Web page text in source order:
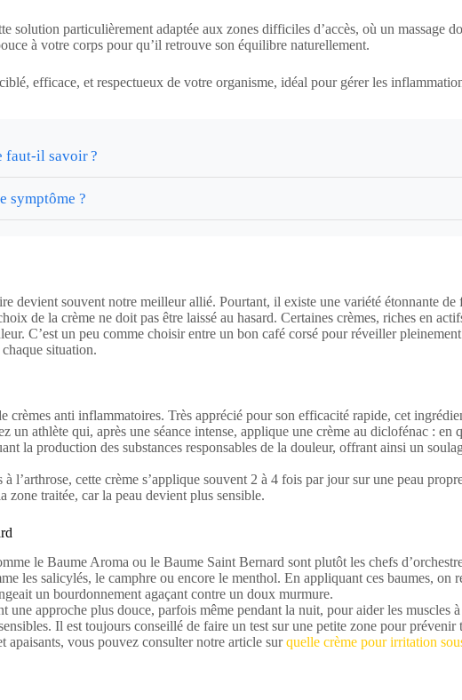
solution particulièrement adaptée aux zones difficiles d’accès, où un massage
à votre corps pour qu’il retrouve son équilibre naturellement.
efficace, et respectueux de votre organisme, idéal pour gérer les
faut-il savoir ?
symptôme ?
devient souvent notre meilleur allié. Pourtant, il existe une variété étonnante
de la crème ne doit pas être laissé au hasard. Certaines crèmes, riches en
C’est un peu comme choisir entre un bon café corsé pour réveiller
situation.
crèmes anti inflammatoires. Très apprécié pour son efficacité rapide, cet
un athlète qui, après une séance intense, applique une crème au diclofénac :
la production des substances responsables de la douleur, offrant ainsi un
l’arthrose, cette crème s’applique souvent 2 à 4 fois par jour sur une peau
traitée, car la peau devient plus sensible.
le Baume Aroma ou le Baume Saint Bernard sont plutôt les chefs
les salicylés, le camphre ou encore le menthol. En appliquant ces baumes, on
un bourdonnement agaçant contre un doux murmure.
approche plus douce, parfois même pendant la nuit, pour aider les muscles
Il est toujours conseillé de faire un test sur une petite zone pour
apaisants, vous pouvez consulter notre article surquelle crème pour irritation